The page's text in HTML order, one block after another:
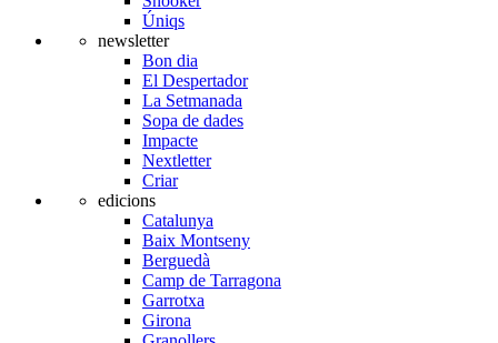
Úniqs
newsletter
Bon dia
El Despertador
La Setmanada
Sopa de dades
Impacte
Nextletter
Criar
edicions
Catalunya
Baix Montseny
Berguedà
Camp de Tarragona
Garrotxa
Girona